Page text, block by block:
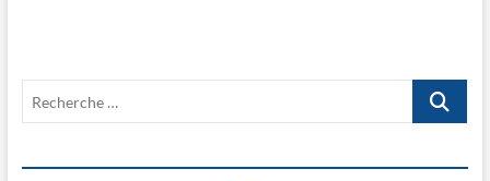
t
r
e
)
Recherche